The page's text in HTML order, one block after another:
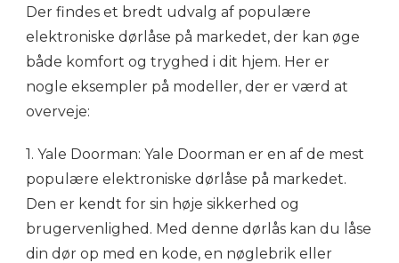
Der findes et bredt udvalg af populære
elektroniske dørlåse på markedet, der kan øge
både komfort og tryghed i dit hjem. Her er
nogle eksempler på modeller, der er værd at
overveje:
1. Yale Doorman: Yale Doorman er en af de mest
populære elektroniske dørlåse på markedet.
Den er kendt for sin høje sikkerhed og
brugervenlighed. Med denne dørlås kan du låse
din dør op med en kode, en nøglebrik eller